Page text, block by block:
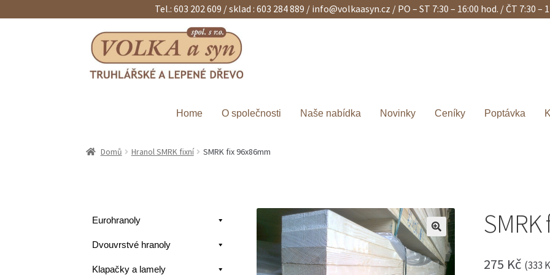
Tel.: 603 202 609 / sklad : 603 284 889 / info@volkaasyn.cz / PO – ST 7:30 – 16:00 hod. / ČT 7:30 –
Přeskočit
na
navigaci
Přejít
obsahu
webu
Home O společnosti Naše nabídka Novinky Ceníky Poptávka
Domů Hranol SMRK fixní SMRK fix 96x86mm
275 Kč (333
Eurohranoly
Dvouvrstvé hranoly
Klapačky a lamely